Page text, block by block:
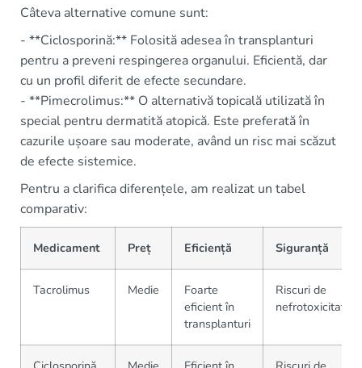
Câteva alternative comune sunt:
- **Ciclosporină:** Folosită adesea în transplanturi
pentru a preveni respingerea organului. Eficientă, dar
cu un profil diferit de efecte secundare.
- **Pimecrolimus:** O alternativă topicală utilizată în
special pentru dermatită atopică. Este preferată în
cazurile ușoare sau moderate, având un risc mai scăzut
de efecte sistemice.
Pentru a clarifica diferențele, am realizat un tabel
comparativ:
Medicament Preț Eficiență Siguranță
Tacrolimus Medie
Foarte
eficient în
transplanturi
Riscuri de
nefrotoxicitate